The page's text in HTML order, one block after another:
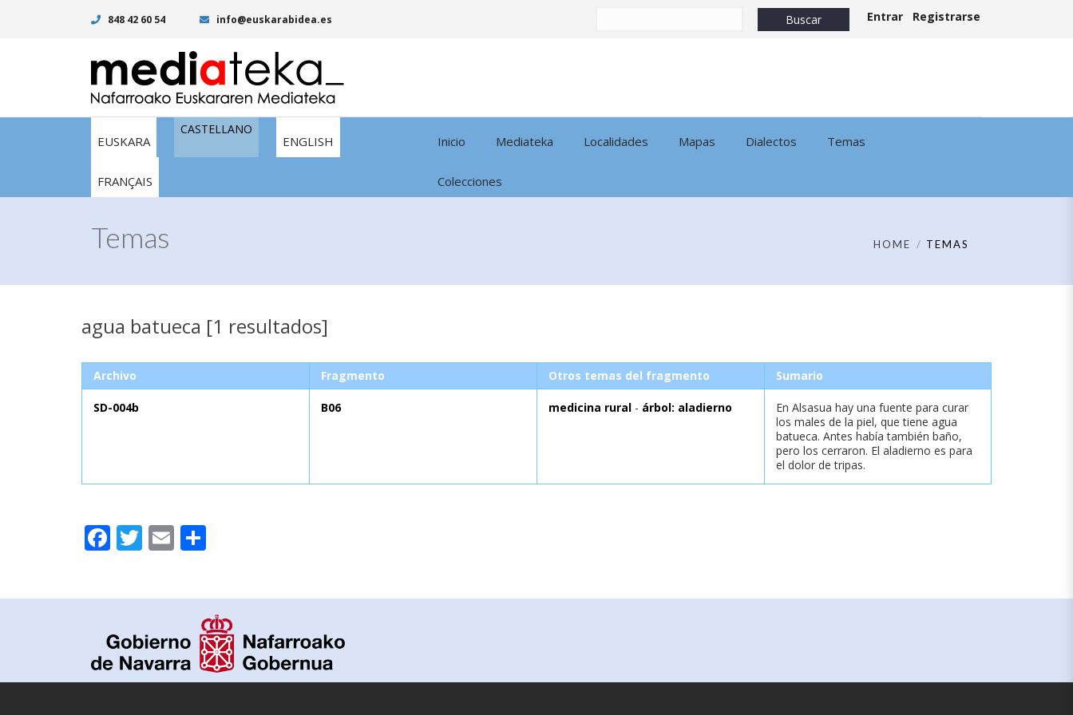
848 42 60 54 info@euskarabidea.es Entrar Registrarse
EUSKARA
CASTELLANO
ENGLISH
FRANÇAIS
Inicio Mediateka Localidades Mapas Dialectos Temas
Colecciones
Temas HOME TEMAS
agua batueca [1 resultados]
Archivo Fragmento Otros temas del fragmento Sumario
SD-004b B06 medicina rural - árbol: aladierno
En Alsasua hay una fuente para curar
los males de la piel, que tiene agua
batueca. Antes había también baño,
pero los cerraron. El aladierno es para
el dolor de tripas.
Facebook
Twitter
Email